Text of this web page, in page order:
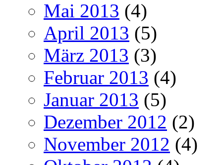
Mai 2013 (4)
April 2013 (5)
März 2013 (3)
Februar 2013 (4)
Januar 2013 (5)
Dezember 2012 (2)
November 2012 (4)